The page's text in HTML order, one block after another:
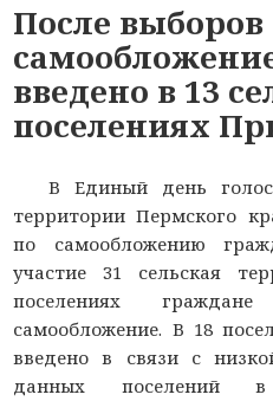
После выборов
введено в 13
поселениях
В Единый день
территории Пермского
по самообложению
участие 31 сельская
поселениях
самообложение. В 18
введено в связи с
данных поселений